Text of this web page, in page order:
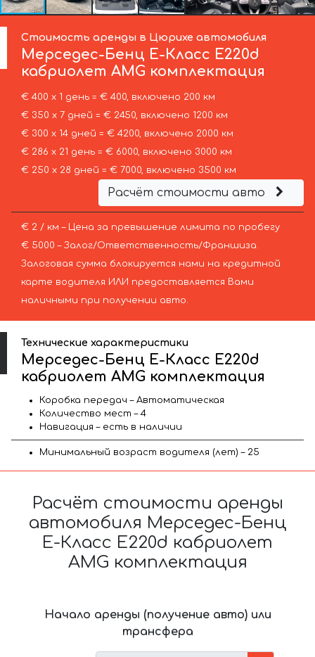
Стоимость аренды в Цюрихе автомобиля
Мерседес-Бенц E-Класс E220d
кабриолет AMG комплектация
€ 400 х 1 день = € 400, включено 200 км
€ 350 х 7 дней = € 2450, включено 1200 км
€ 300 х 14 дней = € 4200, включено 2000 км
€ 286 х 21 день = € 6000, включено 3000 км
€ 250 х 28 дней = € 7000, включено 3500 км
Расчёт стоимости авто
€ 2 / км – Цена за превышение лимита по пробегу
€ 5000 – Залог/Ответственность/Франшиза.
Залоговая сумма блокируется нами на кредитной
карте водителя ИЛИ предоставляется Вами
наличными при получении авто.
Технические характеристики
Мерседес-Бенц E-Класс E220d
кабриолет AMG комплектация
Коробка передач – Автоматическая
Количество мест – 4
Навигация – есть в наличии
Минимальный возраст водителя (лет) – 25
Расчёт стоимости аренды
автомобиля Мерседес-Бенц
E-Класс E220d кабриолет
AMG комплектация
Начало аренды (получение авто) или
трансфера